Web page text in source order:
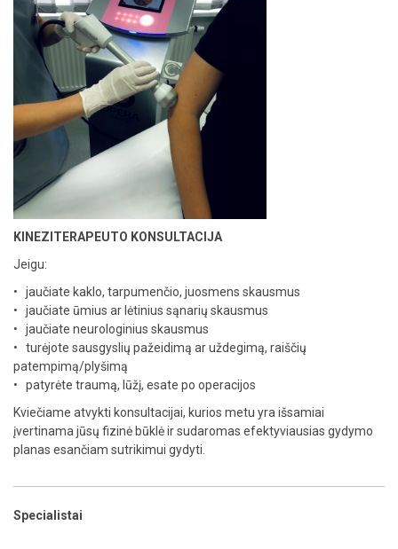
KINEZITERAPEUTO KONSULTACIJA
Jeigu:
• jaučiate kaklo, tarpumenčio, juosmens skausmus
• jaučiate ūmius ar lėtinius sąnarių skausmus
• jaučiate neurologinius skausmus
• turėjote sausgyslių pažeidimą ar uždegimą, raiščių
patempimą/plyšimą
• patyrėte traumą, lūžį, esate po operacijos
Kviečiame atvykti konsultacijai, kurios metu yra išsamiai
įvertinama jūsų fizinė būklė ir sudaromas efektyviausias gydymo
planas esančiam sutrikimui gydyti.
Specialistai